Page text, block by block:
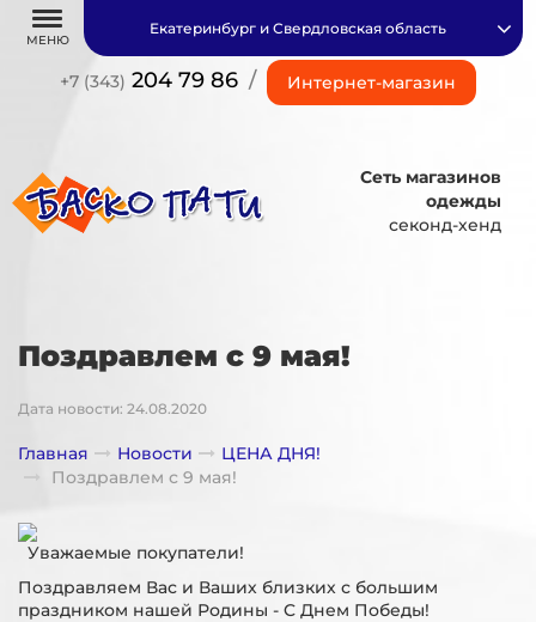
МЕНЮ
+7 (343) 204 79 86 / Интернет-магазин
Екатеринбург и Свердловская область
Сеть магазинов
одежды
секонд-хенд
Поздравлем с 9 мая!
Дата новости: 24.08.2020
Главная Новости
ЦЕНА ДНЯ!
Поздравлем с 9 мая!
Уважаемые покупатели!
Поздравляем Вас и Ваших близких с большим
праздником нашей Родины - C Днем Победы!